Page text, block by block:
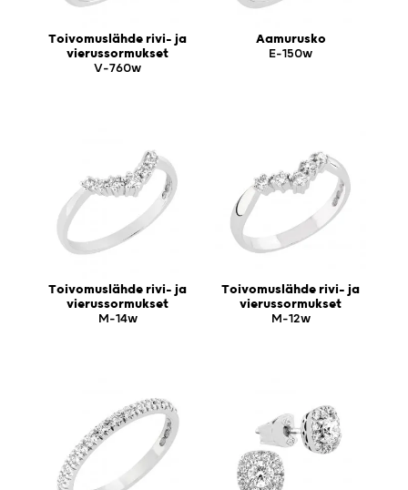
Toivomuslähde rivi- ja
vierussormukset
V-760w
Aamurusko
E-150w
Toivomuslähde rivi- ja
vierussormukset
M-14w
Toivomuslähde rivi- ja
vierussormukset
M-12w